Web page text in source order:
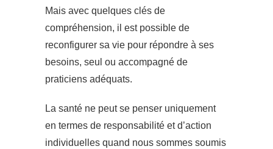
Mais avec quelques clés de
compréhension, il est possible de
reconfigurer sa vie pour répondre à ses
besoins, seul ou accompagné de
praticiens adéquats.
La santé ne peut se penser uniquement
en termes de responsabilité et d’action
individuelles quand nous sommes soumis